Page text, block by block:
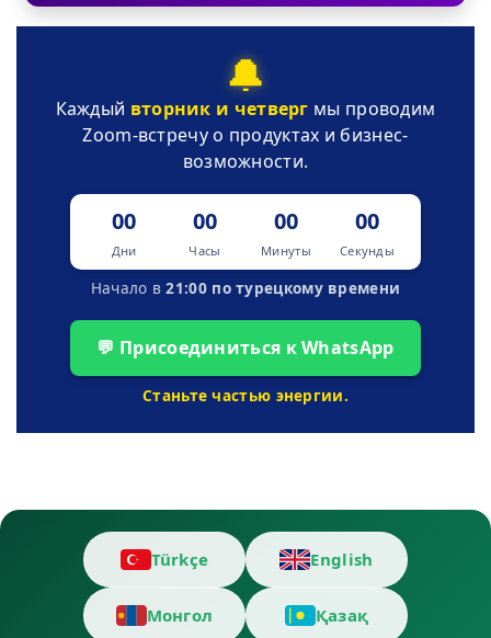
🔔
Каждый вторник и четверг мы проводим
Zoom-встречу о продуктах и бизнес-
возможности.
00
Дни
00
Часы
00
Минуты
00
Секунды
Начало в21:00 по турецкому времени
💬 Присоединиться к WhatsApp
Станьте частью энергии.
Türkçe English
Монгол Қазақ